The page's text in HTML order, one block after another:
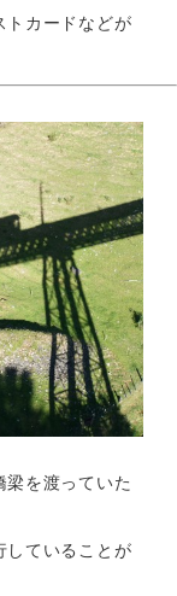
トカードなどが
梁を渡っていた
していることが